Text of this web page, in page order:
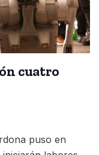
cuatro
puso en